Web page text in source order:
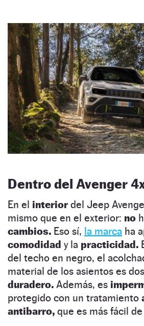
Dentro del Avenger
En el interiordel Jeep
mismo que en el exterior: no
cambios. Eso sí, la marca ha
comodidad y la practicidad.
del techo en negro, el
material de los asientos es
duradero. Además, es
protegido con un tratamiento
antibarro, que es más fácil